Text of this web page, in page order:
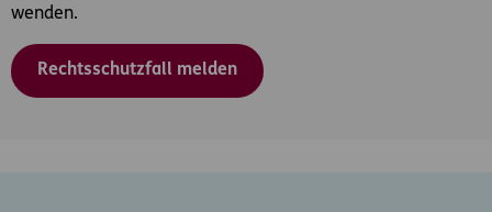
wenden.
Rechtsschutzfall melden